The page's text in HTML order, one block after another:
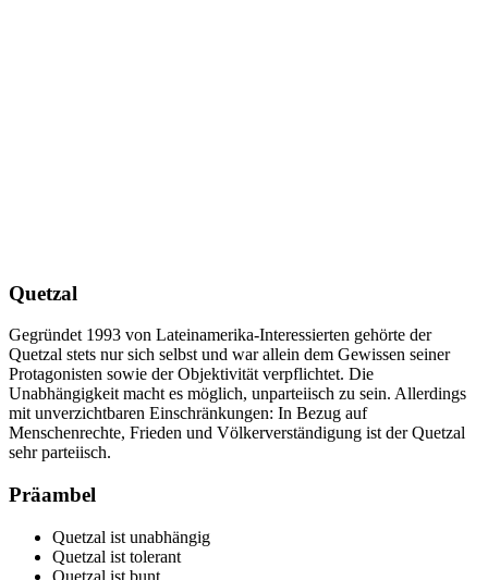
Quetzal
Gegründet 1993 von Lateinamerika-Interessierten gehörte der
Quetzal stets nur sich selbst und war allein dem Gewissen seiner
Protagonisten sowie der Objektivität verpflichtet. Die
Unabhängigkeit macht es möglich, unparteiisch zu sein. Allerdings
mit unverzichtbaren Einschränkungen: In Bezug auf
Menschenrechte, Frieden und Völkerverständigung ist der Quetzal
sehr parteiisch.
Präambel
Quetzal ist unabhängig
Quetzal ist tolerant
Quetzal ist bunt